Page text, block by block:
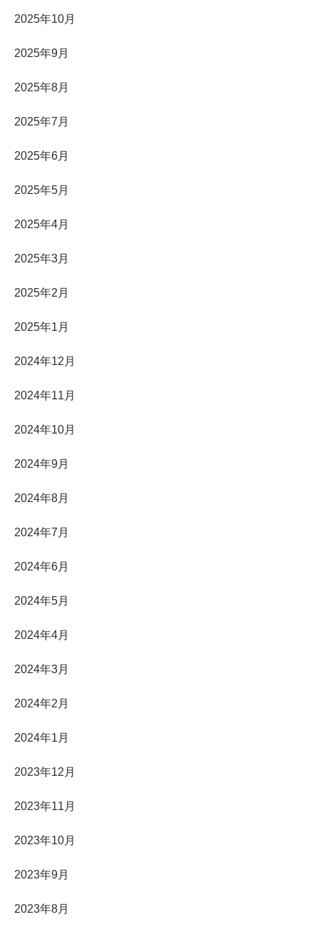
2025年10月
2025年9月
2025年8月
2025年7月
2025年6月
2025年5月
2025年4月
2025年3月
2025年2月
2025年1月
2024年12月
2024年11月
2024年10月
2024年9月
2024年8月
2024年7月
2024年6月
2024年5月
2024年4月
2024年3月
2024年2月
2024年1月
2023年12月
2023年11月
2023年10月
2023年9月
2023年8月